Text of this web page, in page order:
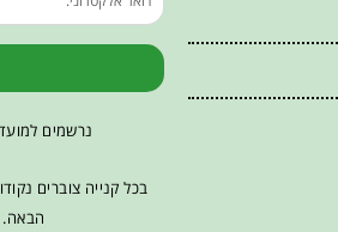
נרשמים
בכל קנייה צוברים
הבאה.